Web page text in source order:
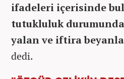
ifadeleri içerisinde
tutukluluk
yalan ve iftira
dedi.